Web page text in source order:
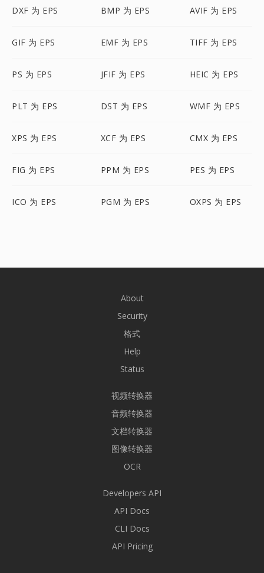
DXF 为 EPS BMP 为 EPS AVIF 为 EPS
GIF 为 EPS EMF 为 EPS TIFF 为 EPS
PS 为 EPS JFIF 为 EPS HEIC 为 EPS
PLT 为 EPS DST 为 EPS WMF 为 EPS
XPS 为 EPS XCF 为 EPS CMX 为 EPS
FIG 为 EPS PPM 为 EPS PES 为 EPS
ICO 为 EPS PGM 为 EPS OXPS 为 EPS
About
Security
格式
Help
Status
视频转换器
音频转换器
文档转换器
图像转换器
OCR
Developers API
API Docs
CLI Docs
API Pricing